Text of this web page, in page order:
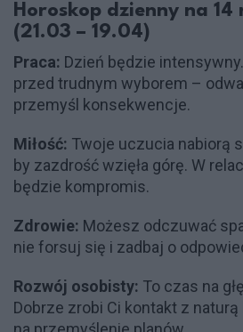
Horoskop dzienny na
(21.03 – 19.04)
Praca: Dzień będzie
przed trudnym wyborem –
przemyśl konsekwencje.
Miłość: Twoje uczucia nabiorą
by zazdrość wzięła górę. W
będzie kompromis.
Zdrowie: Możesz odczuwać
nie forsuj się i zadbaj o
Rozwój osobisty: To czas na
Dobrze zrobi Ci kontakt z